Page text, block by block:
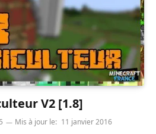
V2 [1.8]
Mis à jour le: 11 janvier 2016